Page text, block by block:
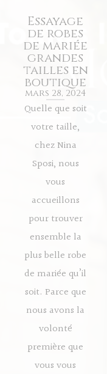
Essayage
de robes
de mariée
grandes
tailles en
boutique
mars 28, 2024
Quelle que soit
votre taille,
chez Nina
Sposi, nous
vous
accueillons
pour trouver
ensemble la
plus belle robe
de mariée qu’il
soit. Parce que
nous avons la
volonté
première que
vous vous